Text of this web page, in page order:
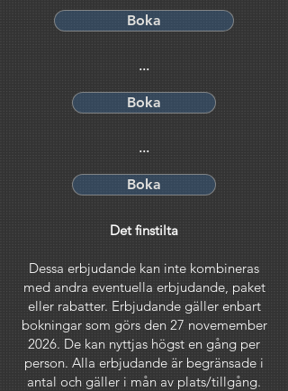
Boka
...
Boka
...
Boka
Det finstilta
Dessa erbjudande kan inte kombineras
med andra eventuella erbjudande, paket
eller rabatter. Erbjudande gäller enbart
bokningar som görs den 27 novemember
2026. De kan nyttjas högst en gång per
person. Alla erbjudande är begränsade i
antal och gäller i mån av plats/tillgång.